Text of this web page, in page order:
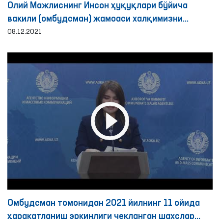
Олий Мажлиснинг Инсон ҳуқуқлари бўйича
вакили (омбудсман) жамоаси халқимизни
Ўзбекистон Республикаси Конституциясининг
08.12.2021
Омбудсман томонидан 2021 йилнинг 11 ойида
ҳаракатланиш эркинлиги чекланган шахслар